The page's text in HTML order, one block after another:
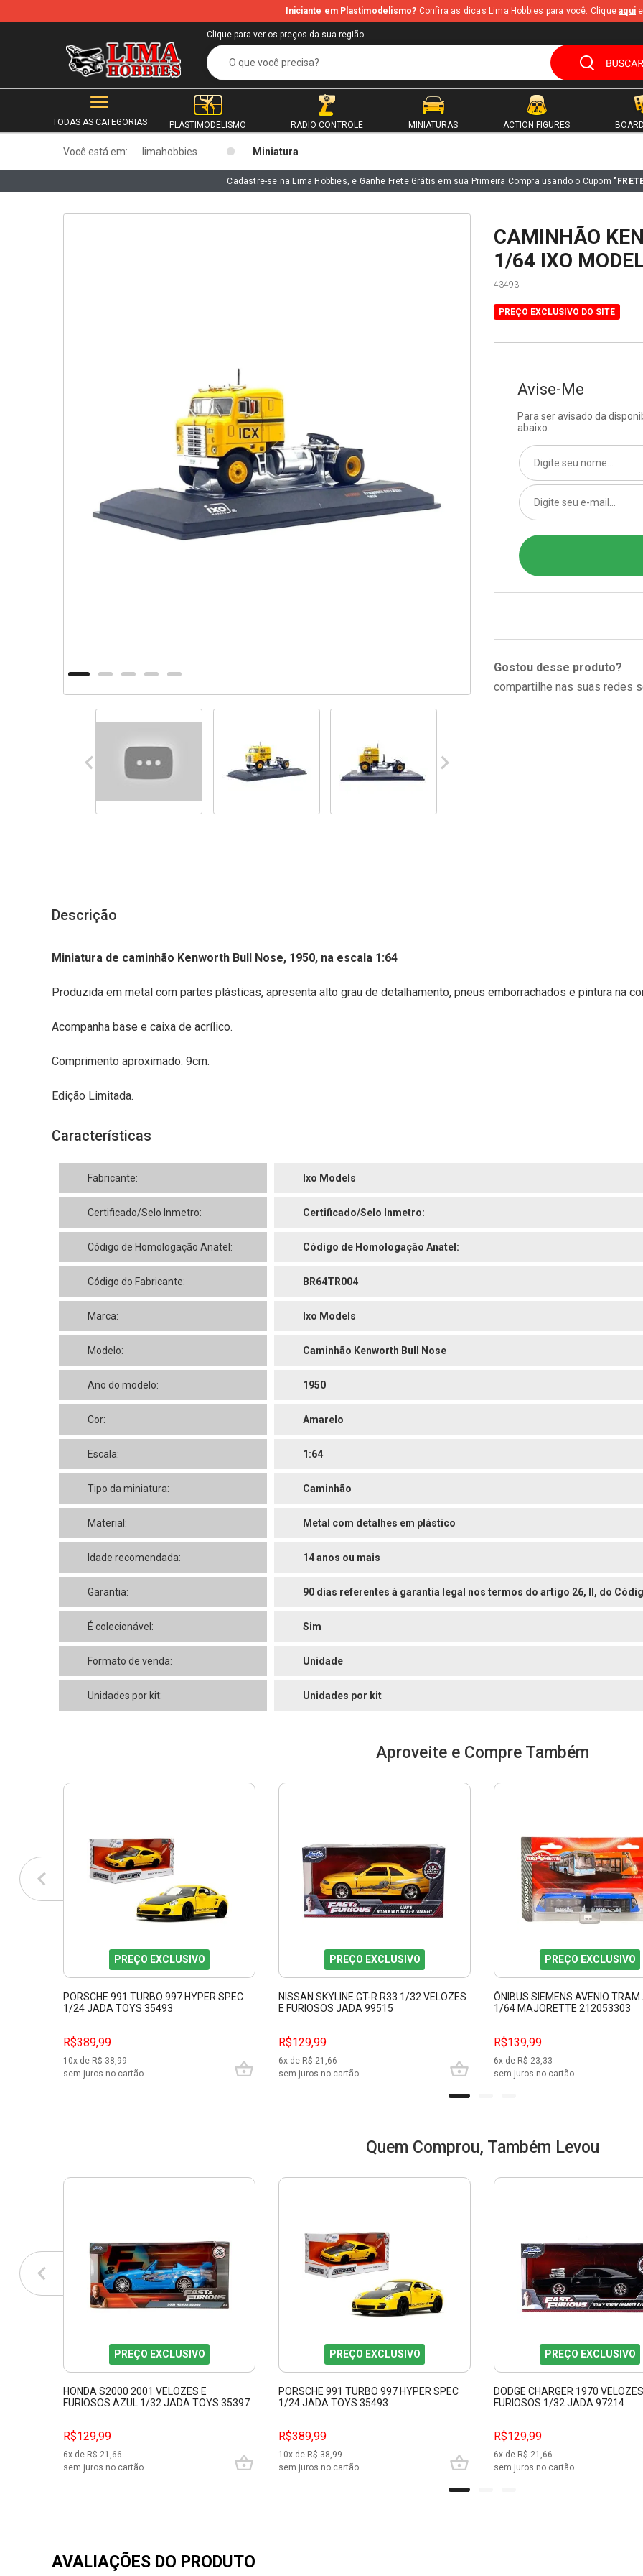
b
Iniciante em Plastimodelismo? Confira as dicas Lima Hobbies para você. Cliqueaqui
Clique para ver os preços da sua região
TODAS AS CATEGORIAS PLASTIMODELISMO RADIO CONTROLE MINIATURAS ACTION FIGURES
Você está em: limahobbies Miniatura
Cadastre-se na Lima Hobbies, e Ganhe Frete Grátis em sua Primeira Compra usando o Cupom
CAMINHÃO
1/64 IXO
43493
PREÇO EXCLUSIVO DO SITE
Avise-Me
Para ser avisado da
abaixo.
Gostou desse produto?
compartilhe nas suas redes
Descrição
Miniatura de caminhão Kenworth Bull Nose, 1950, na escala 1:64
Produzida em metal com partes plásticas, apresenta alto grau de detalhamento, pneus emborrachados e pintura na
Acompanha base e caixa de acrílico.
Comprimento aproximado: 9cm.
Edição Limitada.
Características
Fabricante: Ixo Models
Certificado/Selo Inmetro: Certificado/Selo Inmetro:
Código de Homologação Anatel: Código de Homologação Anatel:
Código do Fabricante: BR64TR004
Marca: Ixo Models
Modelo: Caminhão Kenworth Bull Nose
Ano do modelo: 1950
Cor: Amarelo
Escala: 1:64
Tipo da miniatura: Caminhão
Material: Metal com detalhes em plástico
Idade recomendada: 14 anos ou mais
Garantia: 90 dias referentes à garantia legal nos termos do artigo 26, II, do
É colecionável: Sim
Formato de venda: Unidade
Unidades por kit: Unidades por kit
Aproveite e Compre Também
PREÇO EXCLUSIVO
PORSCHE 991 TURBO 997 HYPER SPEC
1/24 JADA TOYS 35493
R$389,99
10x de R$ 38,99
sem juros no cartão
PREÇO EXCLUSIVO
NISSAN SKYLINE GT-R R33 1/32 VELOZES
E FURIOSOS JADA 99515
R$129,99
6x de R$ 21,66
sem juros no cartão
PREÇO EXCLUSIVO
ÔNIBUS SIEMENS AVENIO TRAM
1/64 MAJORETTE 212053303
R$139,99
6x de R$ 23,33
sem juros no cartão
Quem Comprou, Também Levou
PREÇO EXCLUSIVO
HONDA S2000 2001 VELOZES E
FURIOSOS AZUL 1/32 JADA TOYS 35397
R$129,99
6x de R$ 21,66
sem juros no cartão
PREÇO EXCLUSIVO
PORSCHE 991 TURBO 997 HYPER SPEC
1/24 JADA TOYS 35493
R$389,99
10x de R$ 38,99
sem juros no cartão
PREÇO EXCLUSIVO
DODGE CHARGER 1970
FURIOSOS 1/32 JADA 97214
R$129,99
6x de R$ 21,66
sem juros no cartão
AVALIAÇÕES DO PRODUTO